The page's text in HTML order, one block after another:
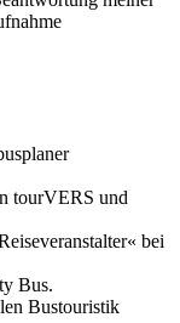
tourVERS und
bei
Bus.
Bustouristik